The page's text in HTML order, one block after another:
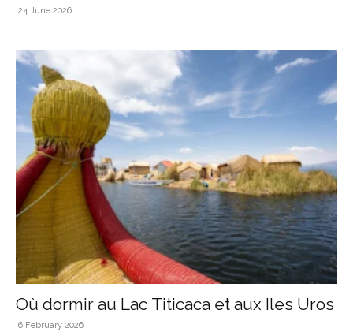
24 June 2026
Où dormir au Lac Titicaca et aux Iles Uros
6 February 2026